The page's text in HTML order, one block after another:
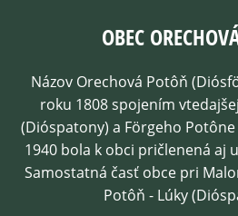
OBEC
Názov Orechová Potôň
roku 1808 spojením
(Dióspatony) a Förgeho
1940 bola k obci pričlenená aj
Samostatná časť obce pri
Potôň - Lúky